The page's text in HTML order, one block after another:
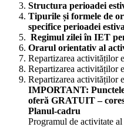
Structura perioadei
Tipurile și formele de
specifice perioadei
Regimul zilei în IET
Orarul orientativ al
Repartizarea activităților
Repartizarea activităților
Repartizarea activităților
IMPORTANT:
oferă GRATUIT –
Planul-cadru
Programul de activitate